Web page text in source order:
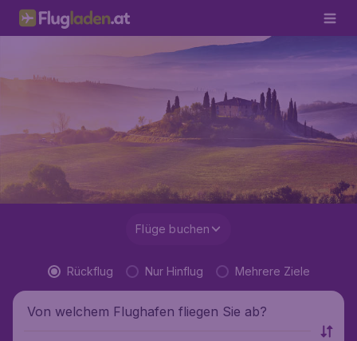
Flüge buchen
Rückflug Nur Hinflug Mehrere Ziele
Von welchem Flughafen fliegen Sie ab?